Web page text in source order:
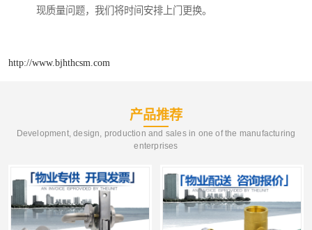
现质量问题，我们将时间安排上门更换。
http://www.bjhthcsm.com
产品推荐
Development, design, production and sales in one of the manufacturing
enterprises